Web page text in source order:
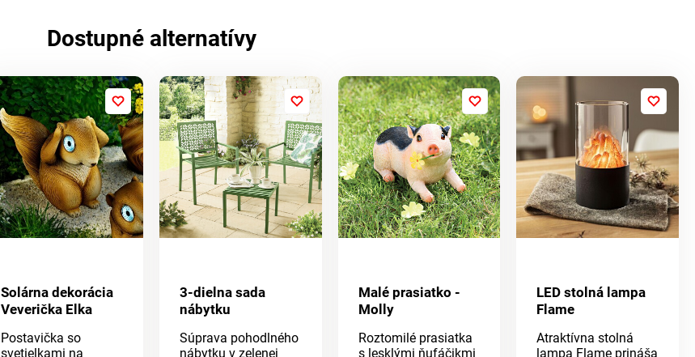
Dostupné alternatívy
Solárna dekorácia
Veverička Elka
Postavička so
svetielkami na
3-dielna sada
nábytku
Súprava pohodlného
nábytku v zelenej
Malé prasiatko -
Molly
Roztomilé prasiatka
s lesklými ňufáčikmi
LED stolná lampa
Flame
Atraktívna stolná
lampa Flame prináša